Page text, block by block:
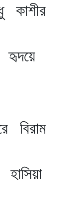
কাশীর
হৃদয়ে
বিরাম